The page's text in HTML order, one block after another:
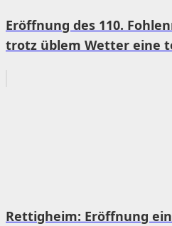
Eröffnung des 110.
trotz üblem Wetter eine
Rettigheim: Eröffnung